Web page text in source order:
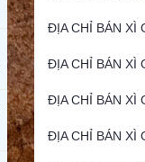
ĐỊA CHỈ BÁN XÌ
ĐỊA CHỈ BÁN XÌ
ĐỊA CHỈ BÁN XÌ
ĐỊA CHỈ BÁN XÌ